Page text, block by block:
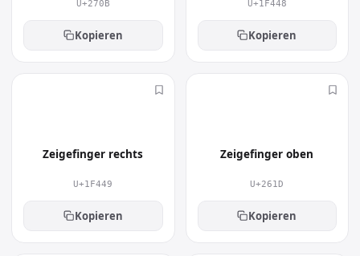
U+270B
Kopieren
U+1F448
Kopieren
Zeigefinger rechts
U+1F449
Kopieren
Zeigefinger oben
U+261D
Kopieren